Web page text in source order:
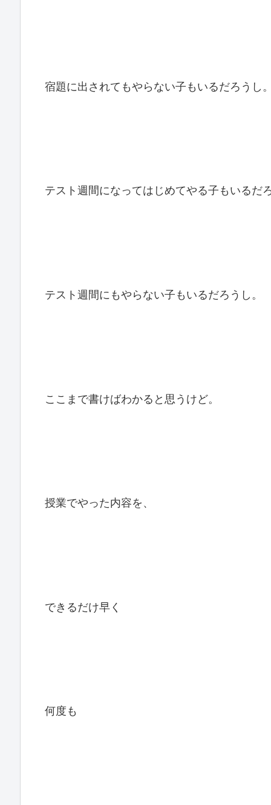
宿題に出されてもやらない子もいるだろうし。
テスト週間になってはじめてやる子もいるだろ
テスト週間にもやらない子もいるだろうし。
ここまで書けばわかると思うけど。
授業でやった内容を、
できるだけ早く
何度も